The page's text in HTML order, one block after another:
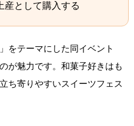
産として購入する
をテーマにした同イベント
が魅力です。和菓子好きはも
ち寄りやすいスイーツフェス